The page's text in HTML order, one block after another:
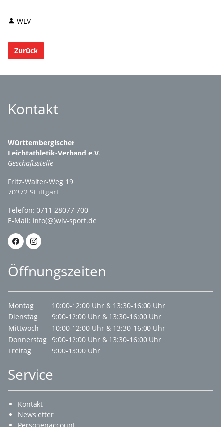
WLV
Zurück
Kontakt
Württembergischer
Leichtathletik-Verband e.V.
Geschäftsstelle
Fritz-Walter-Weg 19
70372 Stuttgart
Telefon: 0711 28077-700
E-Mail: info(@)wlv-sport.de
Öffnungszeiten
Montag
10:00-12:00 Uhr & 13:30-16:00 Uhr
Dienstag
9:00-12:00 Uhr & 13:30-16:00 Uhr
Mittwoch
10:00-12:00 Uhr & 13:30-16:00 Uhr
Donnerstag 9:00-12:00 Uhr & 13:30-16:00 Uhr
Freitag
9:00-13:00 Uhr
Service
Kontakt
Newsletter
Personenaccount